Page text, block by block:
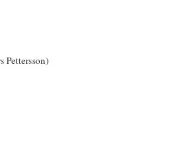
Pettersson)